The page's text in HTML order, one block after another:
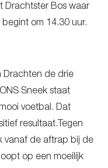
Drachtster Bos waar
om 14.30 uur.
Drachten de drie
Sneek staat
voetbal. Dat
resultaat.Tegen
vanaf de aftrap bij de
op een moeilijk